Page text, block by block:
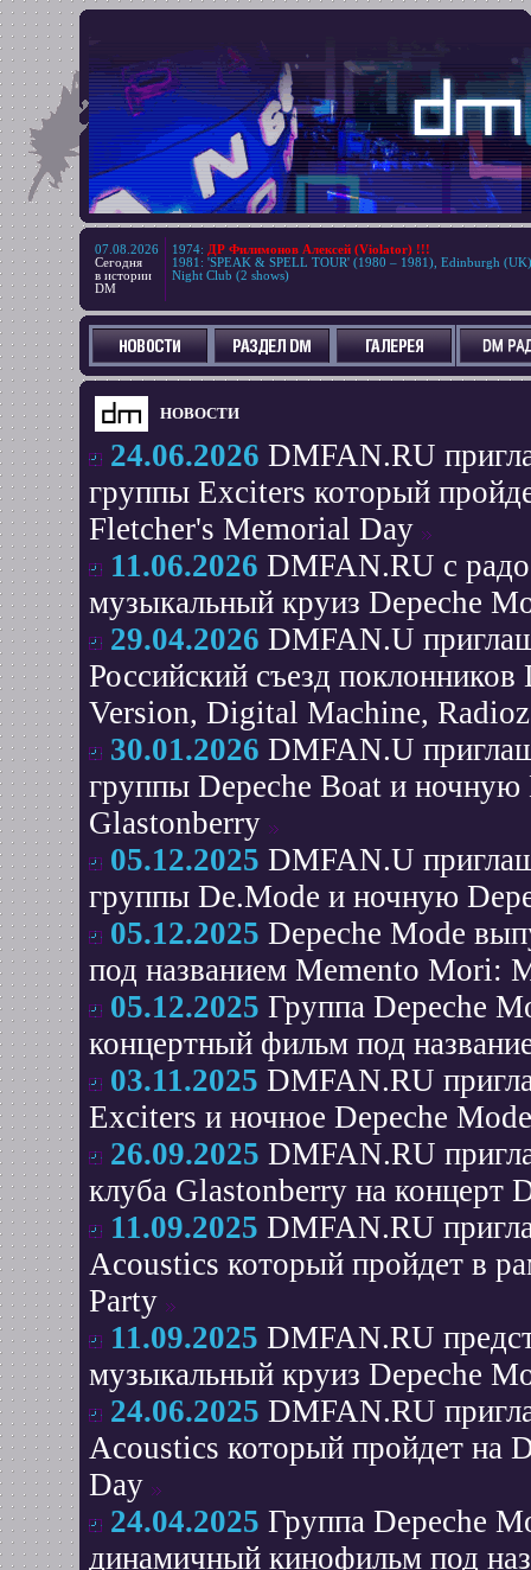
07.08.2026
Сегодня
в истории
DM
1974: ДР Филимонов Алексей (Violator) !!!
1981 : 'SPEAK & SPELL TOUR' (1980 – 1981), Edinburgh (UK)
Night Club (2 shows)
НОВОСТИ
24.06.2026 DMFAN.RU
группы Exciters который
Fletcher's Memorial Day
11.06.2026 DMFAN.RU с
музыкальный круиз Depeche
29.04.2026 DMFAN.U
Российский съезд
Version, Digital Machine,
30.01.2026 DMFAN.U
группы Depeche Boat и ночную
Glastonberry
05.12.2025 DMFAN.U
группы De.Mode и ночную
05.12.2025 Depeche Mode
под названием Memento Mori:
05.12.2025 Группа Depeche
концертный фильм под
03.11.2025 DMFAN.RU
Exciters и ночное Depeche
26.09.2025 DMFAN.RU
клуба Glastonberry на концерт
11.09.2025 DMFAN.RU
Acoustics который пройдет в
Party
11.09.2025 DMFAN.RU
музыкальный круиз Depeche
24.06.2025 DMFAN.RU
Acoustics который пройдет на
Day
24.04.2025 Группа Depeche
динамичный кинофильм под